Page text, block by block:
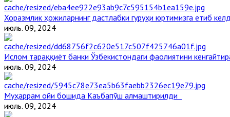
Хоразмлик ҳожиларнинг дастлабки гуруҳи юртимизга етиб
июль. 09, 2024
Ислом тараққиёт банки Ўзбекистондаги фаолиятини
июль. 09, 2024
Муҳаррам ойи бошида Каъбапўш алмаштирилди
июль. 09, 2024